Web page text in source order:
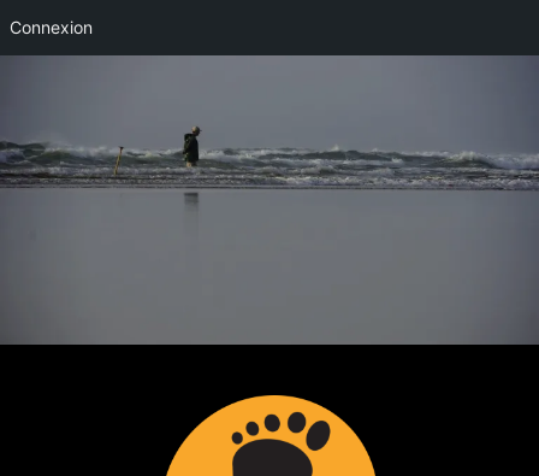
Connexion